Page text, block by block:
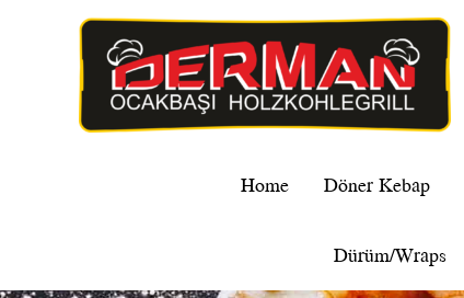
Home Döner Kebap
Dürüm/Wraps